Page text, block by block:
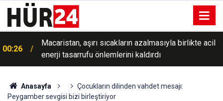
00:26
Macaristan, aşırı sıcakların azalmasıyla birlikte acil
enerji tasarrufu önlemlerini kaldırdı
00:16 Meteorolojiden Kuvvetli Rüzgar Uyarısı
Anasayfa
Çocukların dilinden vahdet mesajı:
Peygamber sevgisi bizi birleştiriyor